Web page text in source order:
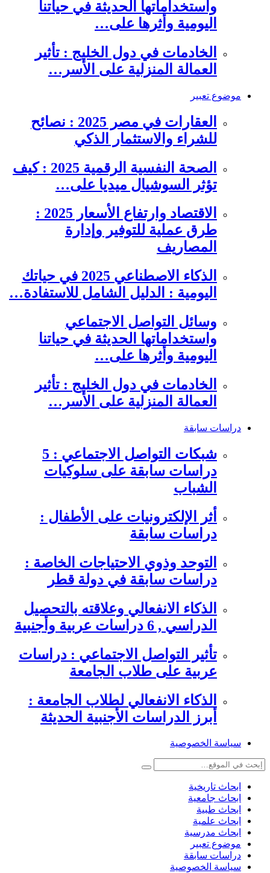
واستخداماتها الحديثة في حياتنا
اليومية وأثرها على…
الخادمات في دول الخليج : تأثير
العمالة المنزلية على الأسر…
موضوع تعبير
العقارات في مصر 2025 : نصائح
للشراء والاستثمار الذكي
الصحة النفسية الرقمية 2025 : كيف
تؤثر السوشيال ميديا على…
الاقتصاد وارتفاع الأسعار 2025 :
طرق عملية للتوفير وإدارة
المصاريف
الذكاء الاصطناعي 2025 في حياتك
اليومية : الدليل الشامل للاستفادة…
وسائل التواصل الاجتماعي
واستخداماتها الحديثة في حياتنا
اليومية وأثرها على…
الخادمات في دول الخليج : تأثير
العمالة المنزلية على الأسر…
دراسات سابقة
شبكات التواصل الاجتماعي : 5
دراسات سابقة على سلوكيات
الشباب
أثر الإلكترونيات على الأطفال :
دراسات سابقة
التوحد وذوي الاحتياجات الخاصة :
دراسات سابقة في دولة قطر
الذكاء الانفعالي وعلاقته بالتحصيل
الدراسي , 6 دراسات عربية وأجنبية
تأثير التواصل الاجتماعي : دراسات
عربية على طلاب الجامعة
الذكاء الانفعالي لطلاب الجامعة :
أبرز الدراسات الأجنبية الحديثة
سياسة الخصوصية
ابحاث تاريخية
ابحاث جامعية
ابحاث طبية
ابحاث علمية
ابحاث مدرسية
موضوع تعبير
دراسات سابقة
سياسة الخصوصية